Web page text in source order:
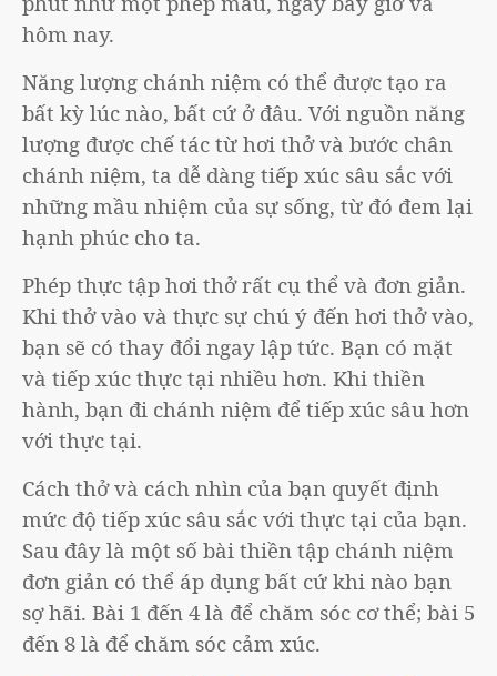
hôm nay.
Năng lượng chánh niệm có thể được tạo ra
bất kỳ lúc nào, bất cứ ở đâu. Với nguồn năng
lượng được chế tác từ hơi thở và bước chân
chánh niệm, ta dễ dàng tiếp xúc sâu sắc với
những mầu nhiệm của sự sống, từ đó đem lại
hạnh phúc cho ta.
Phép thực tập hơi thở rất cụ thể và đơn giản.
Khi thở vào và thực sự chú ý đến hơi thở vào,
bạn sẽ có thay đổi ngay lập tức. Bạn có mặt
và tiếp xúc thực tại nhiều hơn. Khi thiền
hành, bạn đi chánh niệm để tiếp xúc sâu hơn
với thực tại.
Cách thở và cách nhìn của bạn quyết định
mức độ tiếp xúc sâu sắc với thực tại của bạn.
Sau đây là một số bài thiền tập chánh niệm
đơn giản có thể áp dụng bất cứ khi nào bạn
sợ hãi. Bài 1 đến 4 là để chăm sóc cơ thể; bài 5
đến 8 là để chăm sóc cảm xúc.